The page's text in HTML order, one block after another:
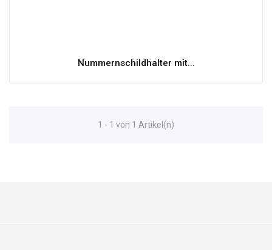
Nummernschildhalter mit...
1 - 1 von 1 Artikel(n)